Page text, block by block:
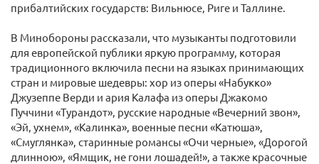
прибалтийских государств: Вильнюсе, Риге и Таллине.
В Минобороны рассказали, что музыканты подготовили
для европейской публики яркую программу, которая
традиционного включила песни на языках принимающих
стран и мировые шедевры: хор из оперы «Набукко»
Джузеппе Верди и ария Калафа из оперы Джакомо
Пуччини «Турандот», русские народные «Вечерний звон»,
«Эй, ухнем», «Калинка», военные песни «Катюша»,
«Смуглянка», старинные романсы «Очи черные», «Дорогой
длинною», «Ямщик, не гони лошадей!», а также красочные